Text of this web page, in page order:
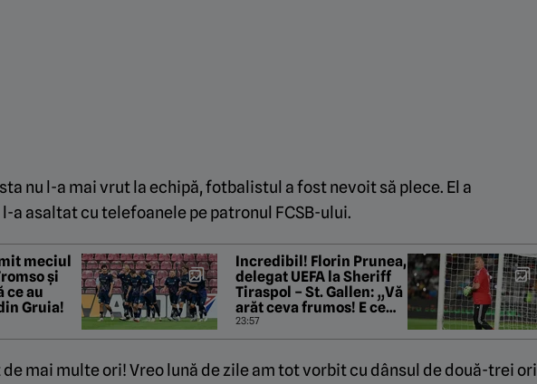
nu l-a mai vrut la echipă, fotbalistul a fost nevoit să plece. El a
a asaltat cu telefoanele pe patronul FCSB-ului.
meciul
și
ce au
Gruia!
Incredibil! Florin Prunea,
delegat UEFA la Sheriff
Tiraspol – St. Gallen: „Vă
arăt ceva frumos! E ce
trebuie, Fratello?”
23:57
de mai multe ori! Vreo lună de zile am tot vorbit cu dânsul de două-trei ori